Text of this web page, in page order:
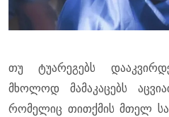
თუ ტუარეგებს
მხოლოდ მამაკაცებს
რომელიც თითქმის მთელ